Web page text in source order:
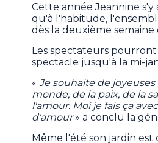
Cette année Jeannine s'y
qu'à l'habitude,
dès la deuxième
Les spectateurs
spectacle jusqu'à la mi-
«Je souhaite de
monde, de la paix, de la
l'amour. Moi je fais ça
d'amour» a conclu la
Même l'été son jardin est